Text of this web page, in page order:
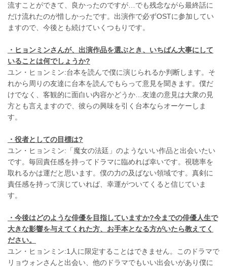
流すことができて、良かったのですが…でも残念ながら最終話に
だけ流れたのが惜しかったです。出演作で必ずOSTに参加してい
ますので、今後とも続けていくつもりです。
・ヒョンミンさんが、出演作品を選ぶとき、いちばん大事にして
いることは何でしょうか?
ユン・ヒョンミン:台本を読んで僕に演じられるか判断します。そ
れから周りの友達に台本を読んでもらって意見を聞きます。僕だ
けでなく、客観的に面白い内容かどうか…友達の意見は大衆の見
方とも言えますので、彼らの興味を引く台本ならオーケーしま
す。
・役者としての目標は?
ユン・ヒョンミン:「魔女の法廷」のようないい作品と出会いたい
です。毎回責任感を持ってドラマに臨めれば幸いです。視聴率を
取れるかは運だと思います。僕の力の及ばない領域です。真剣に
責任感を持って演じていれば、幸運がついてくると信じていま
す。
・今後はどのような俳優を目指していますか?今までの俳優人生で
大きな影響を与えてくれた方、お手本となる方がいたら教えてく
ださい。
ユン・ヒョンミン:1人に限定することはできません。このドラマで
リョウォンさんと出会い、他のドラマでもいい出会いがあり僕に